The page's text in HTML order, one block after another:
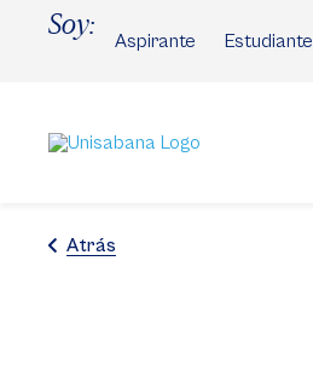
Soy:
Aspirante Estudiante
Atrás